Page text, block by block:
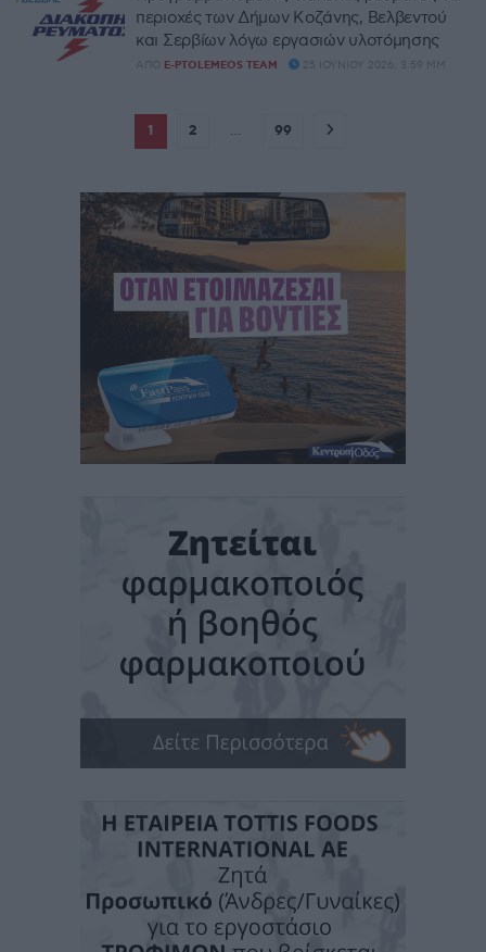
περιοχές των Δήμων Κοζάνης, Βελβεντού
και Σερβίων λόγω εργασιών υλοτόμησης
ΑΠΌ E-PTOLEMEOS TEAM 25 ΙΟΥΝΊΟΥ 2026, 3:59 ΜΜ
1 2 … 99